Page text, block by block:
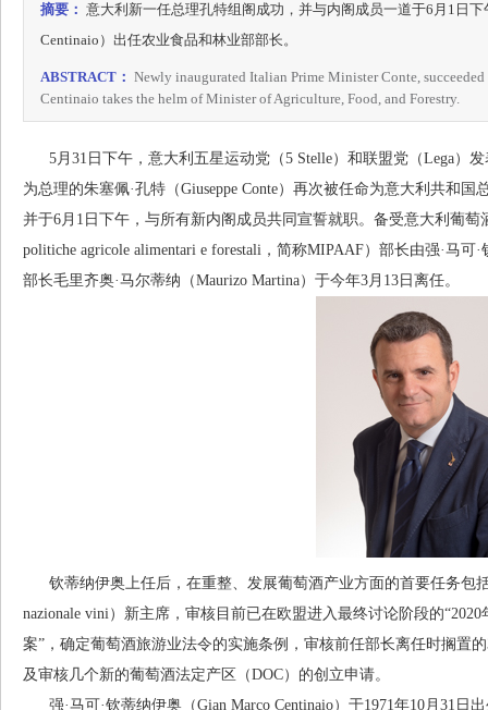
摘要： 意大利新一任总理孔特组阁成功，并与内阁成员一道于6月1日下
Centinaio）出任农业食品和林业部部长。
ABSTRACT： Newly inaugurated Italian Prime Minister Conte,
Centinaio takes the helm of Minister of Agriculture, Food, and Forestry.
5月31日下午，意大利五星运动党（5 Stelle）和联盟党（Lega）
为总理的朱塞佩·孔特（Giuseppe Conte）再次被任命为意大利共和
并于6月1日下午，与所有新内阁成员共同宣誓就职。备受意大利葡
politiche agricole alimentari e forestali，简称MIPAAF）部长由强·马可
部长毛里齐奥·马尔蒂纳（Maurizo Martina）于今年3月13日离任。
钦蒂纳伊奥上任后，在重整、发展葡萄酒产业方面的首要任务包
nazionale vini）新主席，审核目前已在欧盟进入最终讨论阶段的
案”，确定葡萄酒旅游业法令的实施条例，审核前任部长离任时搁置
及审核几个新的葡萄酒法定产区（DOC）的创立申请。
强·马可·钦蒂纳伊奥（Gian Marco Centinaio）于1971年10月31日